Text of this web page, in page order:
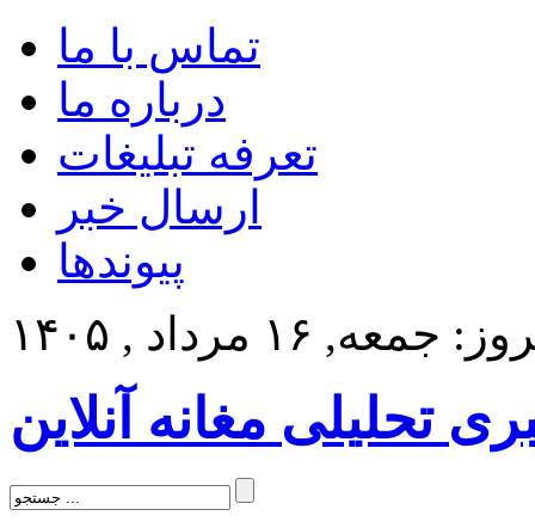
تماس با ما
درباره ما
تعرفه تبلیغات
ارسال خبر
پیوندها
جمعه, ۱۶ مرداد , ۱۴۰۵
تحلیلی مغانه آنلاین